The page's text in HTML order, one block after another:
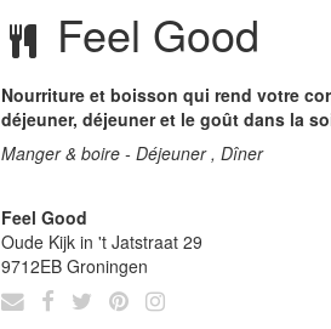
Feel Good
Nourriture et boisson qui rend votre
déjeuner, déjeuner et le goût dans la
Manger & boire - Déjeuner , Dîner
Feel Good
Oude Kijk in 't Jatstraat 29
9712EB Groningen